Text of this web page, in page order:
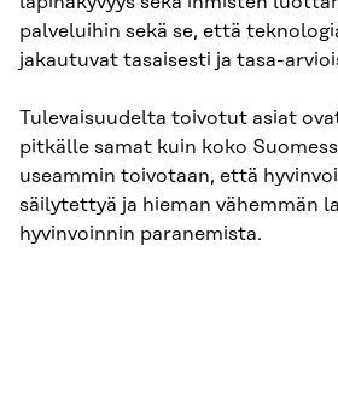
palveluihin sekä se, että
jakautuvat tasaisesti ja tasa-
Tulevaisuudelta toivotut asiat
pitkälle samat kuin koko
useammin toivotaan, että
säilytettyä ja hieman vähemmän
hyvinvoinnin paranemista.